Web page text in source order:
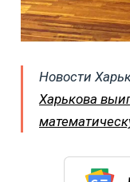
Новости
Харькова